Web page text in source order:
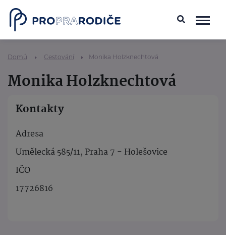
Domů Cestování Monika Holzknechtová
Monika Holzknechtová
Kontakty
Adresa
Umělecká 585/11, Praha 7 - Holešovice
IČO
17726816